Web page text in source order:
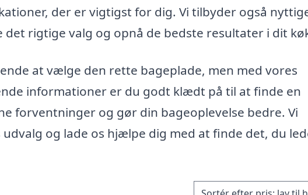
der er vigtigst for dig. Vi tilbyder også
rigtige valg og opnå de bedste resultater i dit
at vælge den rette bageplade, men med vores
informationer er du godt klædt på til at finde en
forventninger og gør din bageoplevelse bedre. Vi
og lade os hjælpe dig med at finde det, du